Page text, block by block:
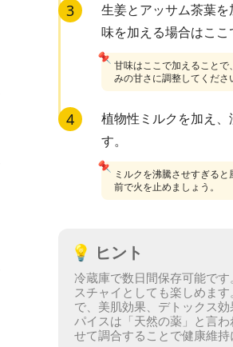
3
生姜とアッサム茶葉
味を加える場合はここ
甘味はここで加えること
みの甘さに調整してくださ
📌
4
植物性ミルクを加え
す。
ミルクを沸騰させすぎる
前で火を止めましょう。
📌
💡 ヒント
冷蔵庫で数日間保存可能で
スチャイとしても楽しめます。
で、美肌効果、デトックス効
パイスは「天然の薬」と言
せて調合することで健康維持